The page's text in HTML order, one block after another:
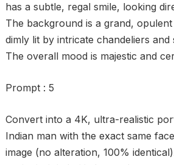
has a subtle, regal smile, looking
The background is a grand,
dimly lit by intricate chandeliers and
The overall mood is majestic and
Prompt : 5
Convert into a 4K, ultra-realistic
Indian man with the exact same
image (no alteration, 100%